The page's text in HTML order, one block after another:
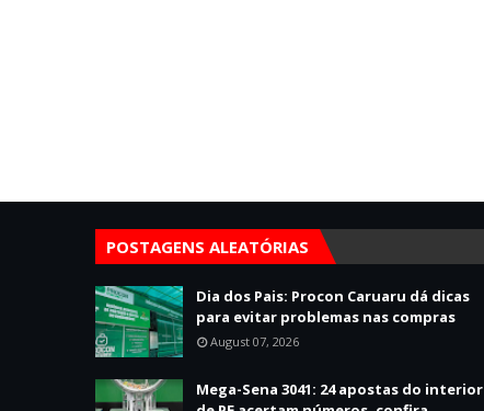
POSTAGENS ALEATÓRIAS
Dia dos Pais: Procon Caruaru dá dicas
para evitar problemas nas compras
August 07, 2026
Mega-Sena 3041: 24 apostas do interior